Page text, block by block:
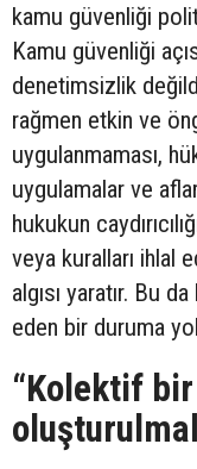
kamu güvenliği
Kamu güvenliği
denetimsizlik
rağmen etkin ve
uygulanmaması,
uygulamalar ve
hukukun
veya kuralları ihlal
algısı yaratır. Bu
eden bir duruma
“Kolektif